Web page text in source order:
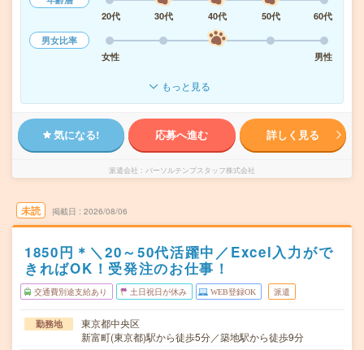
20代
30代 40代 50代
60代
男女比率
女性
男性
もっと見る
気になる! 応募へ進む 詳しく見る
派遣会社 パーソルテンプスタッフ株式会社
未読 掲載日 2026/08/06
1850円＊＼20～50代活躍中／Excel入力がで
きればOK！受発注のお仕事！
交通費別途支給あり 土日祝日が休み WEB登録OK 派遣
勤務地
東京都中央区
新富町(東京都)駅から徒歩5分／築地駅から徒歩9分